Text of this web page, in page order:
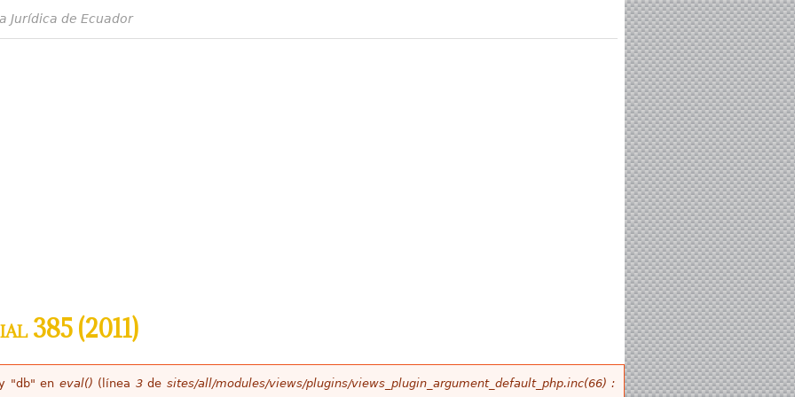
Jurídica de Ecuador
385 (2011)
"db" en eval() (línea 3de sites/all/modules/views/plugins/views_plugin_argument_default_php.inc(66) :